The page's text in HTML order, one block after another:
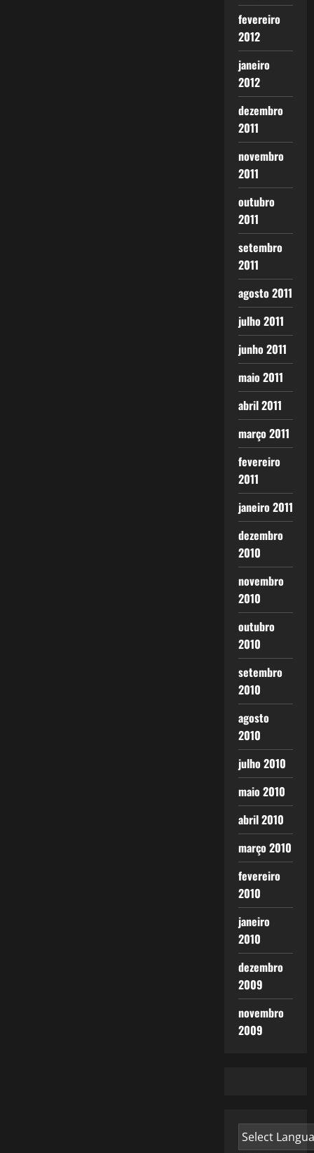
fevereiro
2012
janeiro
2012
dezembro
2011
novembro
2011
outubro
2011
setembro
2011
agosto 2011
julho 2011
junho 2011
maio 2011
abril 2011
março 2011
fevereiro
2011
janeiro 2011
dezembro
2010
novembro
2010
outubro
2010
setembro
2010
agosto
2010
julho 2010
maio 2010
abril 2010
março 2010
fevereiro
2010
janeiro
2010
dezembro
2009
novembro
2009